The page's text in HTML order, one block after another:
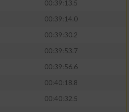
00:39:13.5
00:39:14.0
00:39:30.2
00:39:53.7
00:39:56.6
00:40:18.8
00:40:32.5